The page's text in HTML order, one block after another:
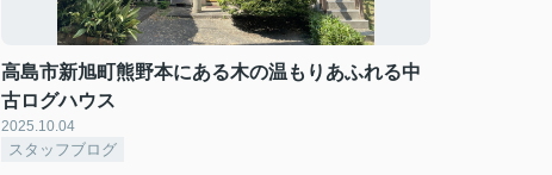
高島市新旭町熊野本にある木の温もりあふれる中
古ログハウス
2025.10.04
スタッフブログ